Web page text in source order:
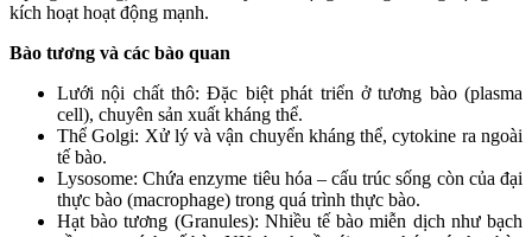
kích hoạt hoạt động mạnh.
Bào tương và các bào quan
Lưới nội chất thô: Đặc biệt phát triển ở tương bào (plasma
cell), chuyên sản xuất kháng thể.
Thể Golgi: Xử lý và vận chuyển kháng thể, cytokine ra ngoài
tế bào.
Lysosome: Chứa enzyme tiêu hóa – cấu trúc sống còn của đại
thực bào (macrophage) trong quá trình thực bào.
Hạt bào tương (Granules): Nhiều tế bào miễn dịch như bạch